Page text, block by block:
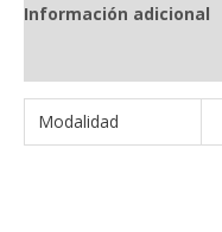
Información adicional
Modalidad